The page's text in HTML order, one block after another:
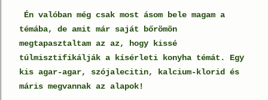
Én valóban még csak most ásom bele magam a
témába, de amit már saját bőrömön
megtapasztaltam az az, hogy kissé
túlmisztifikálják a kísérleti konyha témát. Egy
kis agar-agar, szójalecitin, kalcium-klorid és
máris megvannak az alapok!